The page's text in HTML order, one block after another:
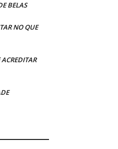
BELAS
NO QUE